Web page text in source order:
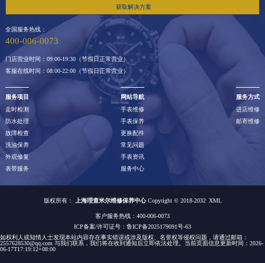
获取解决方案
全国服务热线：
400-006-0073
门店营业时间：09:00-19:30（节假日正常营业）
客服在线时间：08:00-22:00（节假日正常营业）
服务项目
走时检测
防水处理
故障检查
洗油保养
外观修复
表带服务
网站导航
手表维修
手表保养
更换配件
常见问题
手表资讯
服务中心
服务方式
进店维修
邮寄维修
版权所有： 上海理查米尔维修保养中心Copyright © 2018-2032 XML
客户服务热线：400-006-0073
ICP备案/许可证号：鲁ICP备2025179091号-63
如权利人或知情人士发现本站内容存在事实错误或涉及版权、名誉权等侵权问题，请通过邮箱：
2557628530@qq.com 与我们联系，我们将在收到通知后立即依法处理。当前页面信息更新时间：2026-
06-17T17:19:12+08:00